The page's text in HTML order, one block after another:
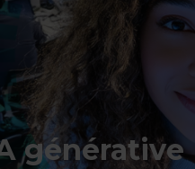
générative